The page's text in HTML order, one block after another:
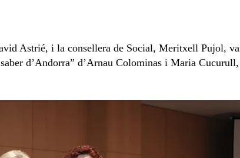
Astrié, i la consellera de Social, Meritxell Pujol,
d’Andorra” d’Arnau Colominas i Maria